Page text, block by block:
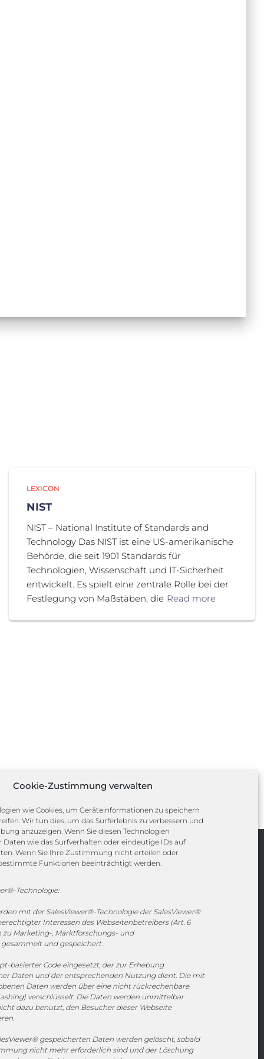
Cookie-Zustimmung verwalten
wie Cookies, um Geräteinformationen zu speichern
Wir tun dies, um das Surferlebnis zu verbessern und
anzuzeigen. Wenn Sie diesen Technologien
wie das Surfverhalten oder eindeutige IDs auf
Wenn Sie Ihre Zustimmung nicht erteilen oder
Funktionen beeinträchtigt werden.
Technologie:
mit der SalesViewer®-Technologie der SalesViewer®
Interessen des Webseitenbetreibers (Art. 6
zu Marketing-, Marktforschungs- und
und gespeichert.
basierter Code eingesetzt, der zur Erhebung
Daten und der entsprechenden Nutzung dient. Die mit
Daten werden über eine nicht rückrechenbare
verschlüsselt. Die Daten werden unmittelbar
dazu benutzt, den Besucher dieser Webseite
gespeicherten Daten werden gelöscht, sobald
nicht mehr erforderlich sind und der Löschung
LEXICON
NIST
NIST – National Institute of Standards and
Technology Das NIST ist eine US-amerikanische
Behörde, die seit 1901 Standards für
Technologien, Wissenschaft und IT-Sicherheit
entwickelt. Es spielt eine zentrale Rolle bei der
Festlegung von Maßstäben, die Read more
Channels
+49 2173 265 06 0
Mo. - Do. 08:00 - 17:00 Uhr
Sponsoring